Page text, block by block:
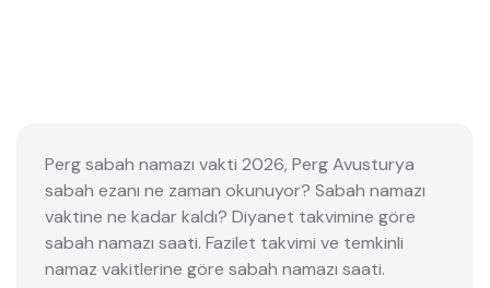
Perg sabah namazı vakti 2026, Perg Avusturya
sabah ezanı ne zaman okunuyor? Sabah namazı
vaktine ne kadar kaldı? Diyanet takvimine göre
sabah namazı saati. Fazilet takvimi ve temkinli
namaz vakitlerine göre sabah namazı saati.